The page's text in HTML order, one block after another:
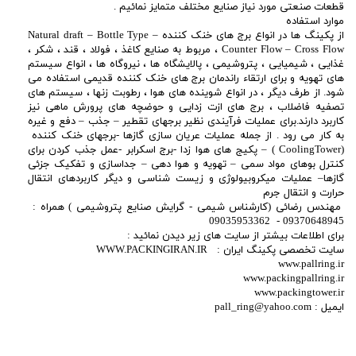
قطعات صنعتی مورد نیاز صنایع مختلف متمایز نمائیم .
موارد استفاده
از پکینگ ها در انواع برج های خنک کننده Natural draft – Bottle Type –
Counter Flow – Cross Flow ، مربوط به صنایع کاغذ ، فولاد ، قند ، شکر ،
غذایی ، شیمیایی ، پتروشیمی ، پالایشگاه ها ، نیروگاه ها ، انواع سیستم
های تهویه و برای ارتقاء راندمان برج های خنک کننده قدیمی استفاده می
شود. از طرف دیگر ، در انواع شوینده های هوا ، رطوبت زنها ، سیستم های
تصفیه فاضلاب ، برج های ازت زدایی و حوضچه های پرورش ماهی نیز
کاربرد دارند.برای عملیات فرآیندی نظیر برجهای تقطیر – جذب – دفع و غیره
به کار می رود . از جمله عملیات عریان سازی گازها -برجهای خنک کننده
(CoolingTower ) – پکیج های هوا زدا -برج اسکرابر -عمل جذب کردن برای
کنترل بوهای مواد سمی – تهویه و هوا دهی – جداسازی و تفکیک جزئی
گازها– عملیات میکروبیولوژی و زیست شناسی و دیگر کاربردهای انتقال
حرارت و انتقال جرم
مهندس رضائی (کارشناس شیمی - گرایش صنایع پتروشیمی ) همراه :
09370648945 - 09035953362
برای اطلاعات بیشتر از سایت های زیر دیدن نمائید :
سایت تخصصی پکینگ ایران : WWW.PACKINGIRAN.IR
www.pallring.ir
www.packingpallring.ir
www.packingtower.ir
ایمیل : pall_ring@yahoo.com